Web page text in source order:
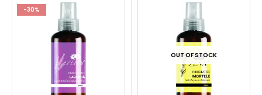
-30%
OUT OF STOCK